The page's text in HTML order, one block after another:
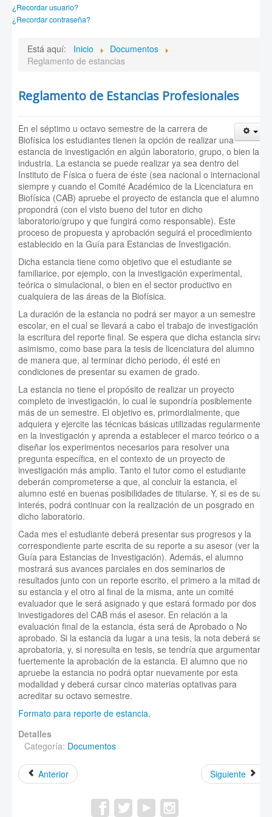
¿Recordar usuario?
¿Recordar contraseña?
Está aquí: Inicio
Documentos
Reglamento de estancias
Reglamento de Estancias Profesionales
En el séptimo u octavo semestre de la carrera de
Biofísica los estudiantes tienen la opción de realizar una
estancia de investigación en algún laboratorio, grupo, o bien la
industria. La estancia se puede realizar ya sea dentro del
Instituto de Física o fuera de éste (sea nacional o internacional),
siempre y cuando el Comité Académico de la Licenciatura en
Biofísica (CAB) apruebe el proyecto de estancia que el alumno
propondrá (con el visto bueno del tutor en dicho
laboratorio/grupo y que fungirá como responsable). Este
proceso de propuesta y aprobación seguirá el procedimiento
establecido en la Guía para Estancias de Investigación.
Dicha estancia tiene como objetivo que el estudiante se
familiarice, por ejemplo, con la investigación experimental,
teórica o simulacional, o bien en el sector productivo en
cualquiera de las áreas de la Biofísica.
La duración de la estancia no podrá ser mayor a un semestre
escolar, en el cual se llevará a cabo el trabajo de investigación y
la escritura del reporte final. Se espera que dicha estancia sirva,
asimismo, como base para la tesis de licenciatura del alumno
de manera que, al terminar dicho periodo, él esté en
condiciones de presentar su examen de grado.
La estancia no tiene el propósito de realizar un proyecto
completo de investigación, lo cual le supondría posiblemente
más de un semestre. El objetivo es, primordialmente, que
adquiera y ejercite las técnicas básicas utilizadas regularmente
en la investigación y aprenda a establecer el marco teórico o a
diseñar los experimentos necesarios para resolver una
pregunta específica, en el contexto de un proyecto de
investigación más amplio. Tanto el tutor como el estudiante
deberán comprometerse a que, al concluir la estancia, el
alumno esté en buenas posibilidades de titularse. Y, si es de su
interés, podrá continuar con la realización de un posgrado en
dicho laboratorio.
Cada mes el estudiante deberá presentar sus progresos y la
correspondiente parte escrita de su reporte a su asesor (ver la
Guía para Estancias de Investigación). Además, el alumno
mostrará sus avances parciales en dos seminarios de
resultados junto con un reporte escrito, el primero a la mitad de
su estancia y el otro al final de la misma, ante un comité
evaluador que le será asignado y que estará formado por dos
investigadores del CAB más el asesor. En relación a la
evaluación final de la estancia, ésta será de Aprobado o No
aprobado. Si la estancia da lugar a una tesis, la nota deberá ser
aprobatoria, y, si noresulta en tesis, se tendría que argumentar
fuertemente la aprobación de la estancia. El alumno que no
apruebe la estancia no podrá optar nuevamente por esta
modalidad y deberá cursar cinco materias optativas para
acreditar su octavo semestre.
Formato para reporte de estancia.
Detalles
Categoría: Documentos
Anterior Siguiente